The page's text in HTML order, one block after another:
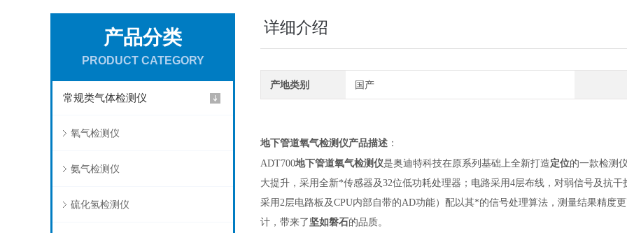
产品分类
PRODUCT CATEGORY
常规类气体检测仪
氧气检测仪
氨气检测仪
硫化氢检测仪
详细介绍
产地类别 国产
地下管道氧气检测仪产品描述 ：
ADT700地下管道氧气检测仪是奥迪特科技在原系列基础上全新打造定位的一款检测
大提升，采用全新*传感器及32位低功耗处理器；电路采用4层布线，对弱信号及抗
采用2层电路板及CPU内部自带的AD功能）配以其*的信号处理算法，测量结果精度
计，带来了 坚如磐石的品质。